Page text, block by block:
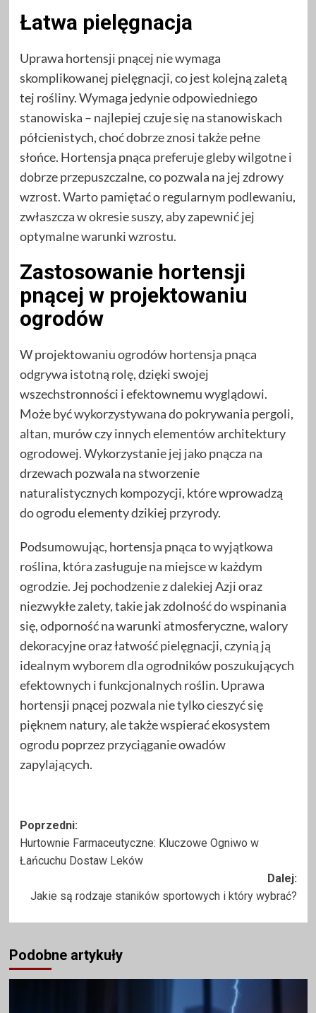
Łatwa pielęgnacja
Uprawa hortensji pnącej nie wymaga
skomplikowanej pielęgnacji, co jest kolejną zaletą
tej rośliny. Wymaga jedynie odpowiedniego
stanowiska – najlepiej czuje się na stanowiskach
półcienistych, choć dobrze znosi także pełne
słońce. Hortensja pnąca preferuje gleby wilgotne i
dobrze przepuszczalne, co pozwala na jej zdrowy
wzrost. Warto pamiętać o regularnym podlewaniu,
zwłaszcza w okresie suszy, aby zapewnić jej
optymalne warunki wzrostu.
Zastosowanie hortensji
pnącej w projektowaniu
ogrodów
W projektowaniu ogrodówhortensja pnąca
odgrywa istotną rolę, dzięki swojej
wszechstronności i efektownemu wyglądowi.
Może być wykorzystywana do pokrywania pergoli,
altan, murów czy innych elementów architektury
ogrodowej. Wykorzystanie jej jako pnącza na
drzewach pozwala na stworzenie
naturalistycznych kompozycji, które wprowadzą
do ogrodu elementy dzikiej przyrody.
Podsumowując, hortensja pnąca to wyjątkowa
roślina, która zasługuje na miejsce w każdym
ogrodzie. Jej pochodzenie z dalekiej Azji oraz
niezwykłe zalety, takie jak zdolność do wspinania
się, odporność na warunki atmosferyczne, walory
dekoracyjne oraz łatwość pielęgnacji, czynią ją
idealnym wyborem dla ogrodników poszukujących
efektownych i funkcjonalnych roślin. Uprawa
hortensji pnącej pozwala nie tylko cieszyć się
pięknem natury, ale także wspierać ekosystem
ogrodu poprzez przyciąganie owadów
zapylających.
Zobacz
wpisy
Poprzedni:
​​Hurtownie Farmaceutyczne: Kluczowe Ogniwo w
Łańcuchu Dostaw Leków
Dalej:
Jakie są rodzaje staników sportowych i który wybrać?
Podobne artykuły